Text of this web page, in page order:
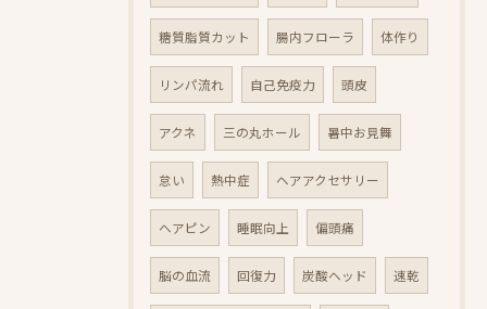
糖質脂質カット 腸内フローラ 体作り
リンパ流れ 自己免疫力 頭皮
アクネ 三の丸ホール 暑中お見舞
怠い 熱中症 ヘアアクセサリー
ヘアピン 睡眠向上 偏頭痛
脳の血流 回復力 炭酸ヘッド 速乾